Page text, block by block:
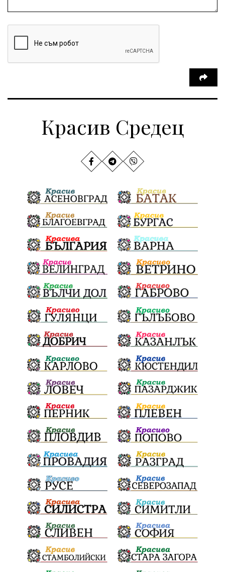
Красив Средец